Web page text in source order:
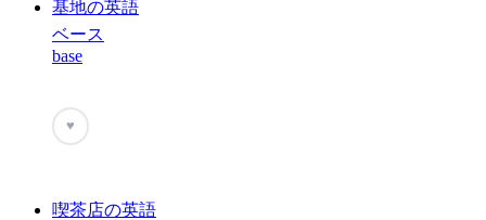
基地の英語
ベース
base
♥
喫茶店の英語